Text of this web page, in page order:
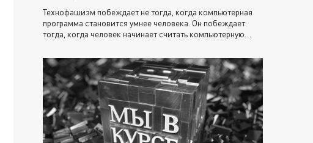
Технофашизм побеждает не тогда, когда компьютерная
программа становится умнее человека. Он побеждает
тогда, когда человек начинает считать компьютерную